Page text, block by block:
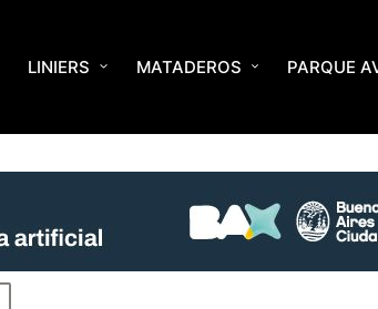
LINIERS MATADEROS PARQUE